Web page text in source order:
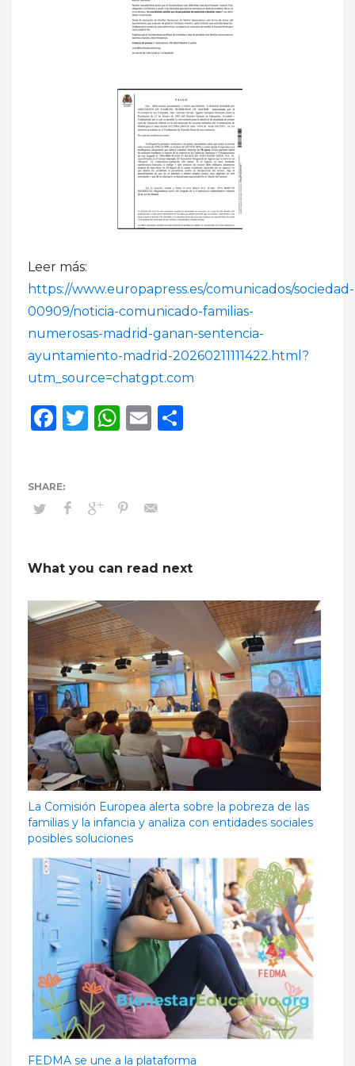
Leer más:
https://www.europapress.es/comunicados/sociedad-
00909/noticia-comunicado-familias-
numerosas-madrid-ganan-sentencia-
ayuntamiento-madrid-20260211111422.html?
utm_source=chatgpt.com
Facebook
Twitter
WhatsApp
Email
What you can read next
La Comisión Europea alerta sobre la pobreza de las
familias y la infancia y analiza con entidades sociales
posibles soluciones
FEDMA se une a la plataforma